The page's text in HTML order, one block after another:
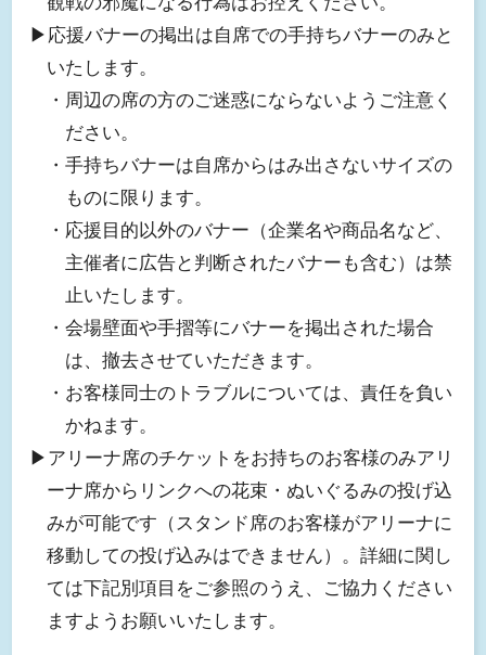
▶︎応援バナーの掲出は自席での手持ちバナーのみと
いたします。
・周辺の席の方のご迷惑にならないようご注意く
ださい。
・手持ちバナーは自席からはみ出さないサイズの
ものに限ります。
・応援目的以外のバナー（企業名や商品名など、
主催者に広告と判断されたバナーも含む）は禁
止いたします。
・会場壁面や手摺等にバナーを掲出された場合
は、撤去させていただきます。
・お客様同士のトラブルについては、責任を負い
かねます。
▶︎アリーナ席のチケットをお持ちのお客様のみアリ
ーナ席からリンクへの花束・ぬいぐるみの投げ込
みが可能です（スタンド席のお客様がアリーナに
移動しての投げ込みはできません）。詳細に関し
ては下記別項目をご参照のうえ、ご協力ください
ますようお願いいたします。